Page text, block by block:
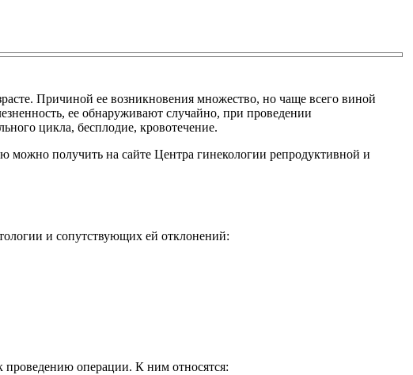
Причиной ее возникновения множество, но чаще всего виной
ее обнаруживают случайно, при проведении
цикла, бесплодие, кровотечение.
можно получить на сайте Центра гинекологии репродуктивной и
и сопутствующих ей отклонений:
проведению операции. К ним относятся: